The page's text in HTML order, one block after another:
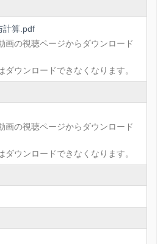
計算.pdf
画の視聴ページからダウンロード
ウンロードできなくなります。
画の視聴ページからダウンロード
ウンロードできなくなります。